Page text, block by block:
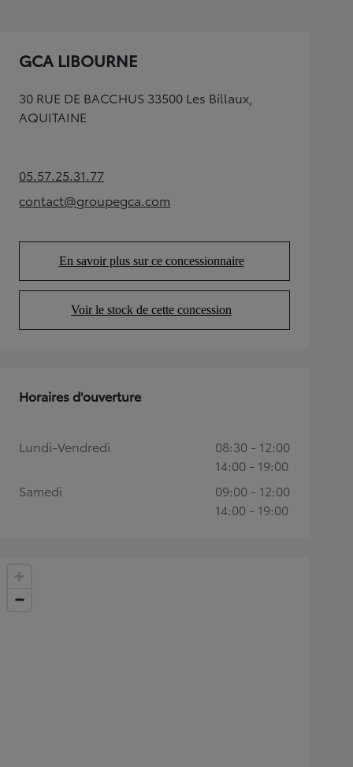
GCA LIBOURNE
30 RUE DE BACCHUS 33500 Les Billaux,
AQUITAINE
05.57.25.31.77(Opens in new tab)
contact@groupegca.com
(Opens in new tab)
En savoir plus sur ce concessionnaire
(Opens in new tab)
Voir le stock de cette concession
(Opens in new tab)
Horaires d'ouverture
Lundi-Vendredi
08:30 - 12:00
14:00 - 19:00
Samedi
09:00 - 12:00
14:00 - 19:00